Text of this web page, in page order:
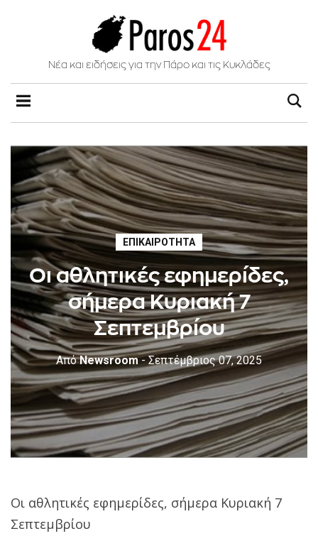
Νέα και ειδήσεις για την Πάρο και τις Κυκλάδες
ΕΠΙΚΑΙΡΌΤΗΤΑ
Οι αθλητικές εφημερίδες,
σήμερα Κυριακή 7
Σεπτεμβρίου
ΑπόNewsroom - Σεπτέμβριος 07, 2025
Οι αθλητικές εφημερίδες, σήμερα Κυριακή 7
Σεπτεμβρίου